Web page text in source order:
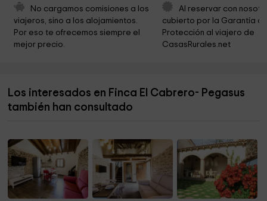
iglesia de la purificacion
Ayuntamiento de Fortanete
arboreto de la tejeria 12,8 km
Caños de Gúdar 13,3 km
No cargamos comisiones a los
viajeros, sino a los alojamientos.
Por eso te ofrecemos siempre el
mejor precio.
Al reservar con
cubierto por la Garantía
Protección al viajero de
CasasRurales.net
Los interesados en Finca El Cabrero- Pegasus
también han consultado